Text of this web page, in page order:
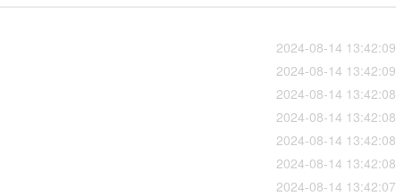
2024-08-14 13:42:09
2024-08-14 13:42:09
2024-08-14 13:42:08
2024-08-14 13:42:08
2024-08-14 13:42:08
2024-08-14 13:42:08
2024-08-14 13:42:07